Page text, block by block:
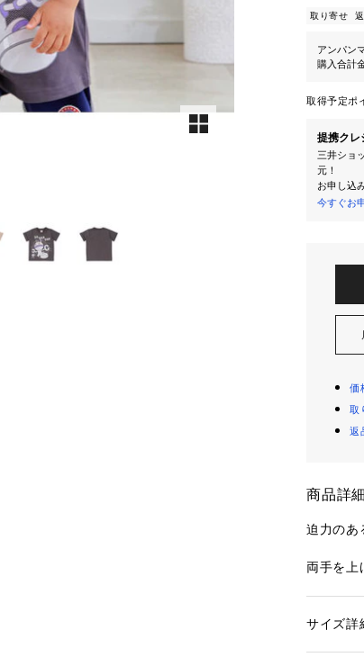
取り寄せ
アンパン
購入合計
取得予定ポ
提携クレ
三井ショ
元！
お申し込
今すぐお
価
取
返
商品詳細
迫力のあ
両手を上
CVC天
性別：キ
サイズ詳